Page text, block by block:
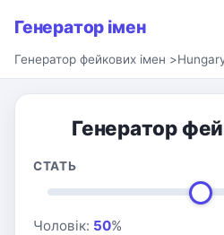
Генератор імен
Генератор фейкових імен >
Генератор
СТАТЬ
Чоловік: 50%